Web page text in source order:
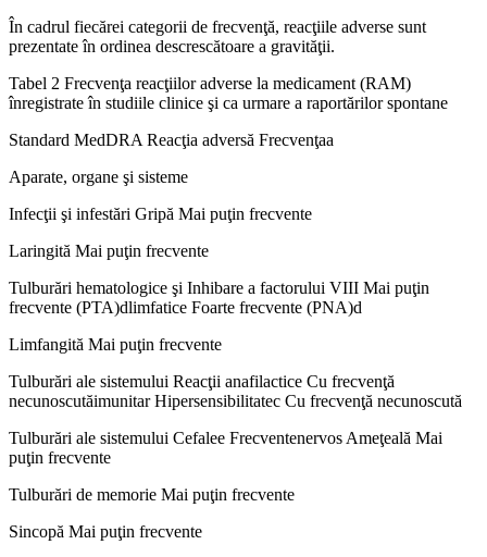
În cadrul fiecărei categorii de frecvenţă, reacţiile adverse sunt
prezentate în ordinea descrescătoare a gravităţii.
Tabel 2 Frecvenţa reacţiilor adverse la medicament (RAM)
înregistrate în studiile clinice şi ca urmare a raportărilor spontane
Standard MedDRA Reacţia adversă Frecvenţaa
Aparate, organe şi sisteme
Infecţii şi infestări Gripă Mai puţin frecvente
Laringită Mai puţin frecvente
Tulburări hematologice şi Inhibare a factorului VIII Mai puţin
frecvente (PTA)dlimfatice Foarte frecvente (PNA)d
Limfangită Mai puţin frecvente
Tulburări ale sistemului Reacţii anafilactice Cu frecvenţă
necunoscutăimunitar Hipersensibilitatec Cu frecvenţă necunoscută
Tulburări ale sistemului Cefalee Frecventenervos Ameţeală Mai
puţin frecvente
Tulburări de memorie Mai puţin frecvente
Sincopă Mai puţin frecvente